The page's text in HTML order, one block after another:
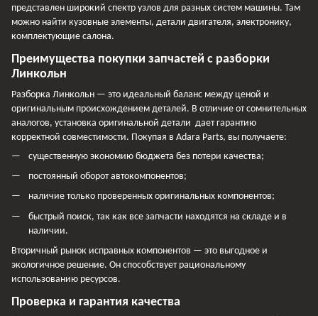
представлен широкий спектр узлов для разных систем машины. Там
можно найти кузовные элементы, детали двигателя, электронику,
комплектующие салона.
Преимущества покупки запчастей с разборки
Линкольн
Разборка Линкольн — это идеальный баланс между ценой и
оригинальным происхождением деталей. В отличие от сомнительных
аналогов, установка оригинальной детали дает гарантию
корректной совместимости. Покупая в Adara Parts, вы получаете:
существенную экономию бюджета без потери качества;
постоянный оборот автокомпонентов;
наличие только проверенных оригинальных компонентов;
быстрый поиск, так как все запчасти находятся на складе и в
наличии.
Вторичный рынок исправных компонентов — это выгодное и
экологичное решение. Он способствует рациональному
использованию ресурсов.
Проверка и гарантия качества